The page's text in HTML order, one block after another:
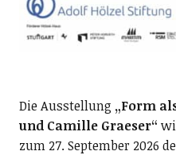
Die Ausstellung „Form
und Camille Graeser“
zum 27. September 2026